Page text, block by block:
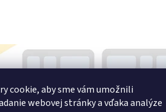
cookie, aby sme vám umožnili
webovej stránky a vďaka analýze